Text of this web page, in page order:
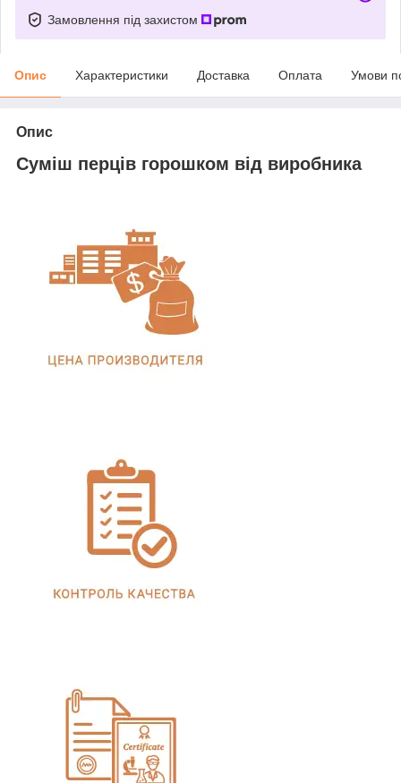
Замовлення під захистом
Опис Характеристики Доставка Оплата Умови
Опис
Суміш перців горошком від виробника